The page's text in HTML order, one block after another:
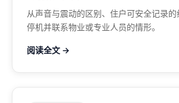
从声音与震动的区别、住户可安全记录
停机并联系物业或专业人员的情形。
阅读全文 →